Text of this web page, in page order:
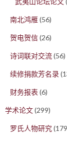
南北鸿雁(56)
贺电贺信(26)
诗词联对交流(56)
续修捐款芳名录
财务报表 (6)
学术论文(299)
罗氏人物研究